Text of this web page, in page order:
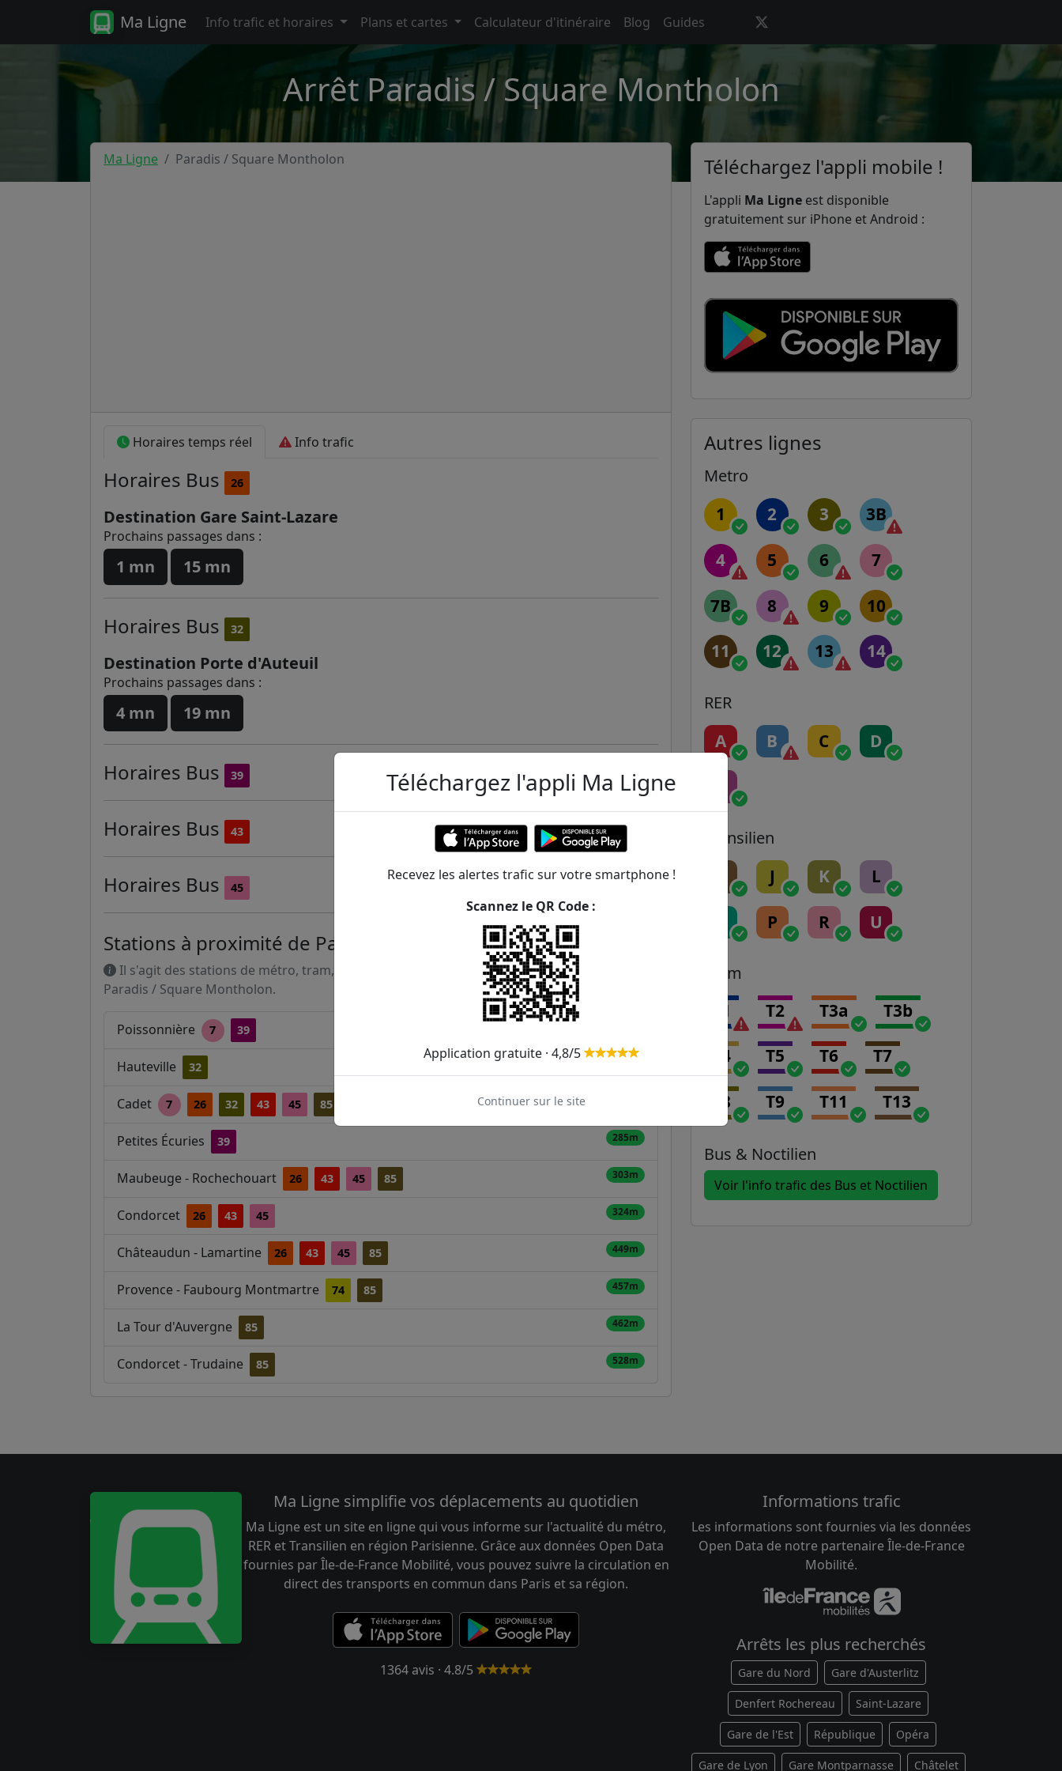
Ma Ligne Info trafic et horaires Plans et cartes Calculateur d'itinéraire Blog Guides
Arrêt Paradis / Square Montholon
Ma Ligne Paradis / Square Montholon
Horaires temps réel Info trafic
Horaires Bus 26
Destination Gare Saint-Lazare
Prochains passages dans :
1 mn 15 mn
Horaires Bus 32
Destination Porte d'Auteuil
Prochains passages dans :
4 mn 19 mn
Horaires Bus 39
Horaires Bus 43
Horaires Bus 45
Stations à proximité de Paradis / Square Montholon
Il s'agit des stations de métro, tram, RER et transilien situées à moins de 1km de la gare
Paradis / Square Montholon.
Poissonnière 7 39
Hauteville 32
Cadet 7 26 32 43 45 85
Petites Écuries 39 285m
Maubeuge - Rochechouart 26 43 45 85 303m
Condorcet 26 43 45 324m
Châteaudun - Lamartine 26 43 45 85 449m
Provence - Faubourg Montmartre 74 85 457m
La Tour d'Auvergne 85 462m
Condorcet - Trudaine 85 528m
Téléchargez l'appli mobile !
L'appli Ma Ligne est disponible
gratuitement sur iPhone et Android :
Autres lignes
Metro
1 2 3 3B
4 5 6 7
7B 8 9 10
11 12 13 14
RER
A B C D
Transilien
J K L
P R U
Tram
T1 T2 T3a T3b
T4 T5 T6 T7
T8 T9 T11 T13
Bus & Noctilien
Voir l'info trafic des Bus et Noctilien
Ma Ligne simplifie vos déplacements au quotidien
Ma Ligne est un site en ligne qui vous informe sur l'actualité du métro,
RER et Transilien en région Parisienne. Grâce aux données Open Data
fournies par Île-de-France Mobilité, vous pouvez suivre la circulation en
direct des transports en commun dans Paris et sa région.
1364 avis · 4.8/5
Informations trafic
Les informations sont fournies via les données
Open Data de notre partenaire Île-de-France
Mobilité.
Arrêts les plus recherchés
Gare du Nord Gare d'Austerlitz
Denfert Rochereau Saint-Lazare
Gare de l'Est République Opéra
Gare de Lyon Gare Montparnasse Châtelet
Téléchargez l'appli Ma Ligne
Recevez les alertes trafic sur votre smartphone !
Scannez le QR Code :
Application gratuite · 4,8/5
Continuer sur le site